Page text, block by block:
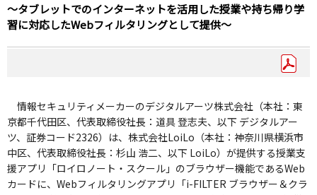
～タブレットでのインターネットを活用した授業や持ち帰り学
習に対応したWebフィルタリングとして提供～
情報セキュリティメーカーのデジタルアーツ株式会社（本社：東
京都千代田区、代表取締役社長：道具 登志夫、以下 デジタルアー
ツ、証券コード2326）は、株式会社LoiLo（本社：神奈川県横浜市
中区、代表取締役社長：杉山 浩二、以下 LoiLo）が提供する授業支
援アプリ「ロイロノート・スクール」のブラウザー機能であるWeb
カードに、Webフィルタリングアプリ「i-FILTER ブラウザー＆クラ